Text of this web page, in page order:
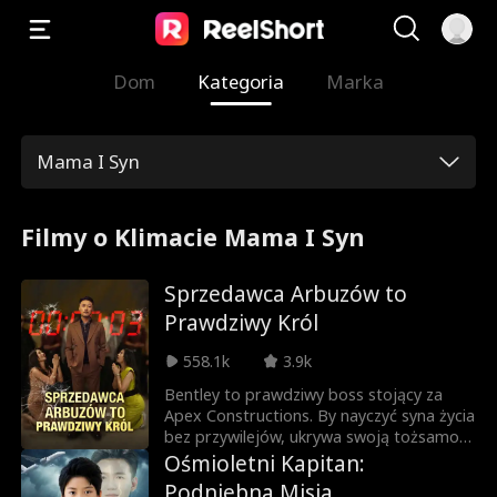
Dom Kategoria Marka
Mama I Syn
Filmy o Klimacie Mama I Syn
Sprzedawca Arbuzów to
Prawdziwy Król
558.1k
3.9k
Bentley to prawdziwy boss stojący za
Apex Constructions. By nayczyć syna życia
bez przywilejów, ukrywa swoją tożsamość
i udaje nocnego sprzedawcę owoców,
wysyłając Sama do ciężkiej pracy na
Ośmioletni Kapitan: